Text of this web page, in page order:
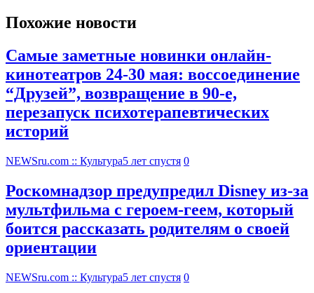
Похожие новости
Самые заметные новинки онлайн-
кинотеатров 24-30 мая: воссоединение
“Друзей”, возвращение в 90-е,
перезапуск психотерапевтических
историй
NEWSru.com :: Культура5 лет спустя 0
Роскомнадзор предупредил Disney из-за
мультфильма c героем-геем, который
боится рассказать родителям о своей
ориентации
NEWSru.com :: Культура5 лет спустя 0